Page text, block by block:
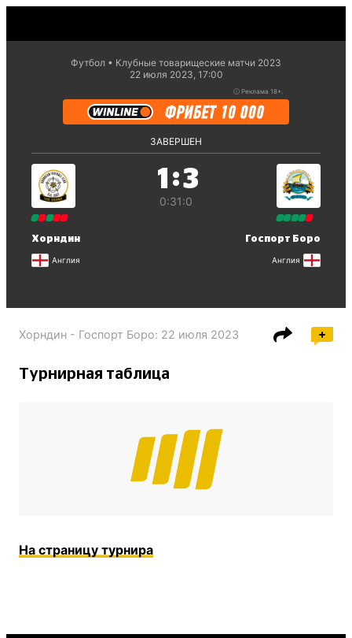
Футбол
Клубные товарищеские матчи 2023
22 июля 2023, 17:00
ⓘ Реклама 18+.
ЗАВЕРШЕН
Хорндин
Англия
1 :3
0:31:0
Госпорт Боро
Англия
Хорндин - Госпорт Боро: 22 июля 2023
Турнирная таблица
На страницу турнира